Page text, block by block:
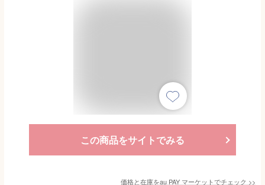
この商品をサイトでみる
価格と在庫をau PAY マーケットでチェック >>